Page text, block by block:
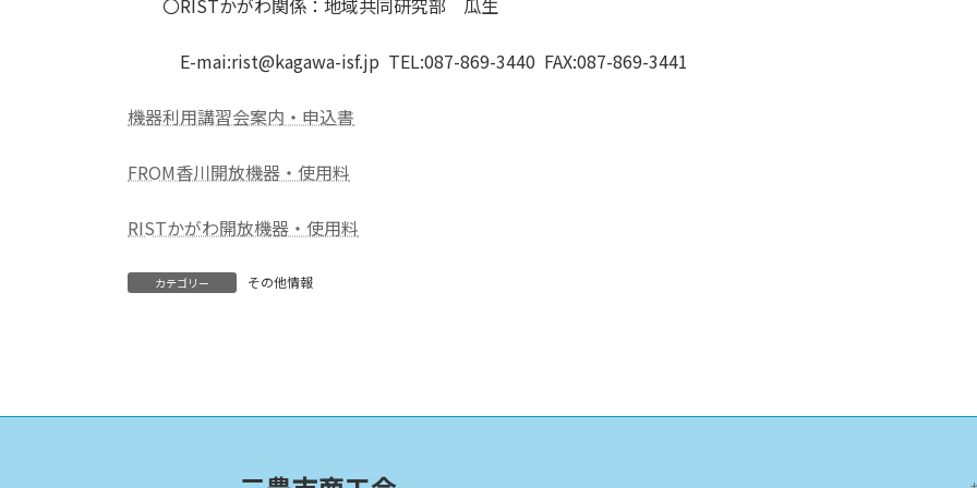
E-mai:rist@kagawa-isf.jp TEL:087-869-3440 FAX:087-869-3441
機器利用講習会案内・申込書
FROM香川開放機器・使用料
RISTかがわ開放機器・使用料
カテゴリー その他情報